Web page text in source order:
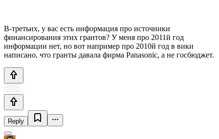
В-третьих, у вас есть информация про источники
финансирования этих грантов? У меня про 2011й год
информации нет, но вот например про 2010й год в вики
написано, что гранты давала фирма Panasonic, а не госбюджет.
Reply